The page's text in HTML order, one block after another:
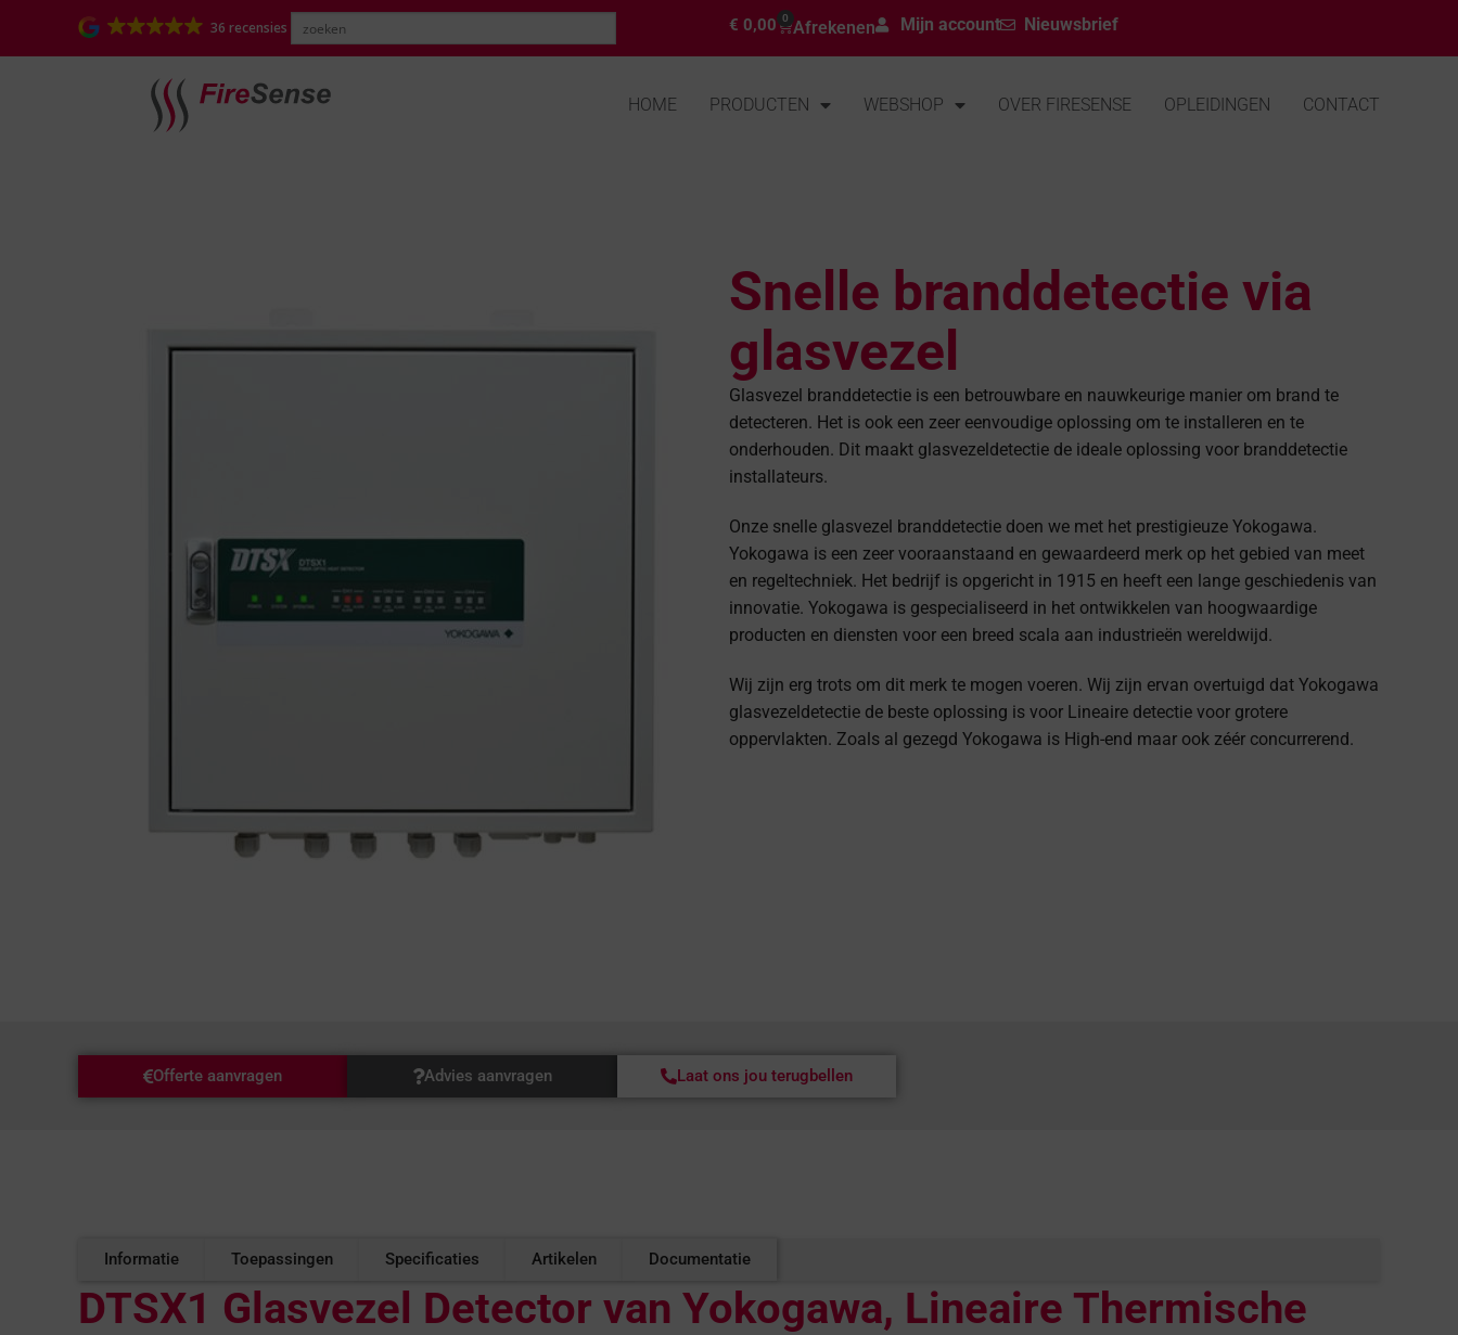
36 recensies € 0,00 0 Afrekenen Mijn account Nieuwsbrief
HOME PRODUCTEN WEBSHOP OVER FIRESENSE OPLEIDINGEN CONTACT
Snelle branddetectie via
glasvezel
Glasvezel branddetectie is een betrouwbare en nauwkeurige manier om brand te
detecteren. Het is ook een zeer eenvoudige oplossing om te installeren en te
onderhouden. Dit maakt glasvezeldetectie de ideale oplossing voor branddetectie
installateurs.
Onze snelle glasvezel branddetectie doen we met het prestigieuze Yokogawa.
Yokogawa is een zeer vooraanstaand en gewaardeerd merk op het gebied van meet
en regeltechniek. Het bedrijf is opgericht in 1915 en heeft een lange geschiedenis van
innovatie. Yokogawa is gespecialiseerd in het ontwikkelen van hoogwaardige
producten en diensten voor een breed scala aan industrieën wereldwijd.
Wij zijn erg trots om dit merk te mogen voeren. Wij zijn ervan overtuigd dat Yokogawa
glasvezeldetectie de beste oplossing is voor Lineaire detectie voor grotere
oppervlakten. Zoals al gezegd Yokogawa is High-end maar ook zéér concurrerend.
Offerte aanvragen Advies aanvragen Laat ons jou terugbellen
Informatie Toepassingen Specificaties Artikelen Documentatie
DTSX1 Glasvezel Detector van Yokogawa, Lineaire Thermische